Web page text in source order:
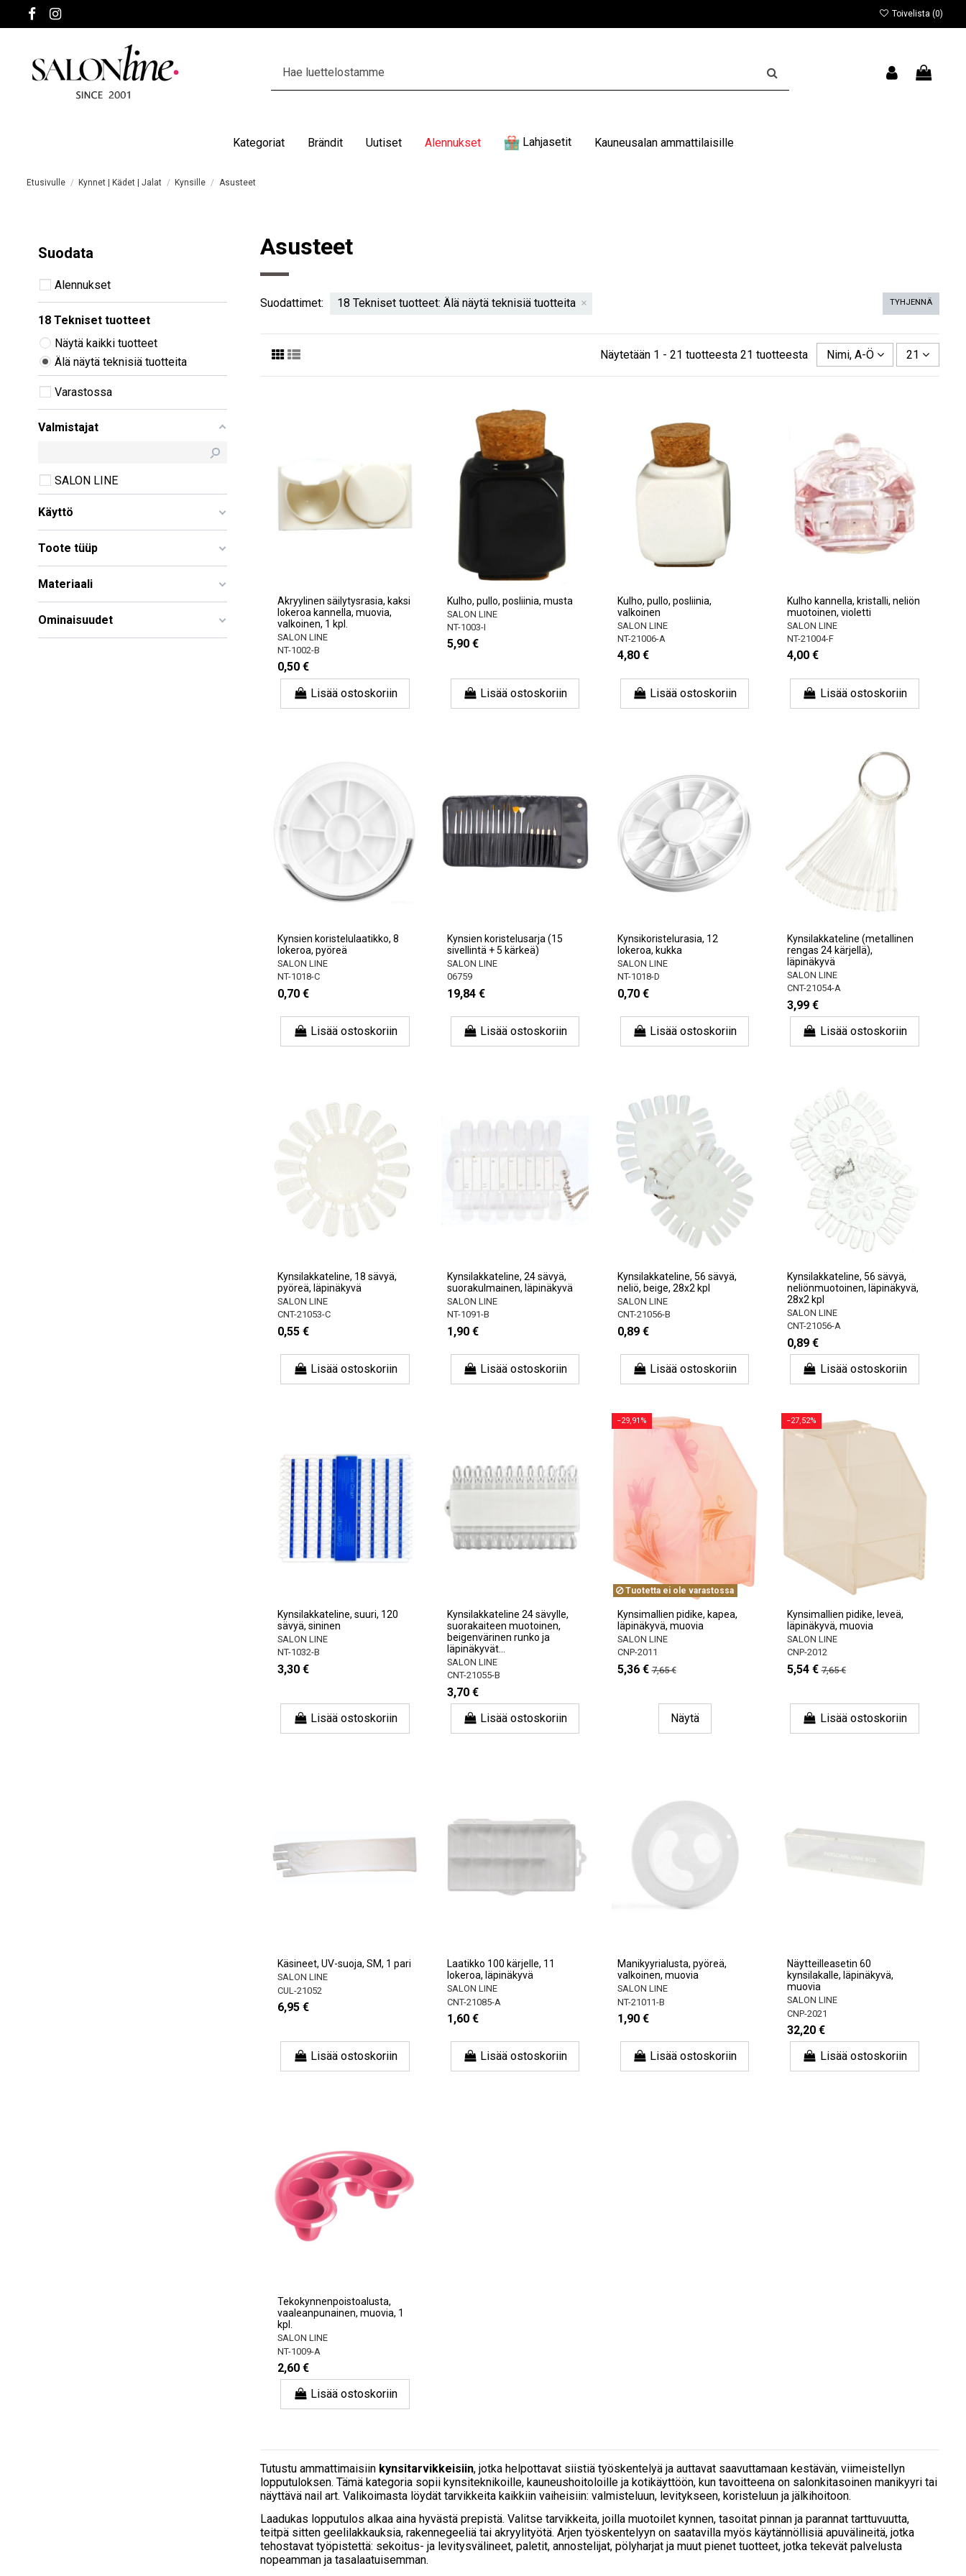
Toivelista (0)
Kategoriat Brändit Uutiset Alennukset Lahjasetit Kauneusalan ammattilaisille
Etusivulle Kynnet | Kädet | Jalat Kynsille Asusteet
Asusteet
Suodattimet: TYHJENNÄ
18 Tekniset tuotteet: Älä näytä teknisiä tuotteita
Näytetään 1 - 21 tuotteesta 21 tuotteesta Nimi, A-Ö 21
Akryylinen säilytysrasia, kaksi
lokeroa kannella, muovia,
valkoinen, 1 kpl.
SALON LINE
NT-1002-B
0,50 €
Lisää ostoskoriin
Kulho, pullo, posliinia, musta
SALON LINE
NT-1003-I
5,90 €
Lisää ostoskoriin
Kulho, pullo, posliinia,
valkoinen
SALON LINE
NT-21006-A
4,80 €
Lisää ostoskoriin
Kulho kannella, kristalli, neliön
muotoinen, violetti
SALON LINE
NT-21004-F
4,00 €
Lisää ostoskoriin
Kynsien koristelulaatikko, 8
lokeroa, pyöreä
SALON LINE
NT-1018-C
0,70 €
Lisää ostoskoriin
Kynsien koristelusarja (15
sivellintä + 5 kärkeä)
SALON LINE
06759
19,84 €
Lisää ostoskoriin
Kynsikoristelurasia, 12
lokeroa, kukka
SALON LINE
NT-1018-D
0,70 €
Lisää ostoskoriin
Kynsilakkateline (metallinen
rengas 24 kärjellä),
läpinäkyvä
SALON LINE
CNT-21054-A
3,99 €
Lisää ostoskoriin
Kynsilakkateline, 18 sävyä,
pyöreä, läpinäkyvä
SALON LINE
CNT-21053-C
0,55 €
Lisää ostoskoriin
Kynsilakkateline, 24 sävyä,
suorakulmainen, läpinäkyvä
SALON LINE
NT-1091-B
1,90 €
Lisää ostoskoriin
Kynsilakkateline, 56 sävyä,
neliö, beige, 28x2 kpl
SALON LINE
CNT-21056-B
0,89 €
Lisää ostoskoriin
Kynsilakkateline, 56 sävyä,
neliönmuotoinen, läpinäkyvä,
28x2 kpl
SALON LINE
CNT-21056-A
0,89 €
Lisää ostoskoriin
Kynsilakkateline, suuri, 120
sävyä, sininen
SALON LINE
NT-1032-B
3,30 €
Lisää ostoskoriin
Kynsilakkateline 24 sävylle,
suorakaiteen muotoinen,
beigenvärinen runko ja
läpinäkyvät...
SALON LINE
CNT-21055-B
3,70 €
Lisää ostoskoriin
−29,91%
Tuotetta ei ole varastossa
Kynsimallien pidike, kapea,
läpinäkyvä, muovia
SALON LINE
CNP-2011
5,36 € 7,65 €
Näytä
−27,52%
Kynsimallien pidike, leveä,
läpinäkyvä, muovia
SALON LINE
CNP-2012
5,54 € 7,65 €
Lisää ostoskoriin
Käsineet, UV-suoja, SM, 1 pari
SALON LINE
CUL-21052
6,95 €
Lisää ostoskoriin
Laatikko 100 kärjelle, 11
lokeroa, läpinäkyvä
SALON LINE
CNT-21085-A
1,60 €
Lisää ostoskoriin
Manikyyrialusta, pyöreä,
valkoinen, muovia
SALON LINE
NT-21011-B
1,90 €
Lisää ostoskoriin
Näytteilleasetin 60
kynsilakalle, läpinäkyvä,
muovia
SALON LINE
CNP-2021
32,20 €
Lisää ostoskoriin
Tekokynnenpoistoalusta,
vaaleanpunainen, muovia, 1
kpl.
SALON LINE
NT-1009-A
2,60 €
Lisää ostoskoriin
Tutustu ammattimaisiin kynsitarvikkeisiin, jotka helpottavat siistiä työskentelyä ja auttavat saavuttamaan kestävän, viimeistellyn
lopputuloksen. Tämä kategoria sopii kynsiteknikoille, kauneushoitoloille ja kotikäyttöön, kun tavoitteena on salonkitasoinen manikyyri tai
näyttävä nail art. Valikoimasta löydät tarvikkeita kaikkiin vaiheisiin: valmisteluun, levitykseen, koristeluun ja jälkihoitoon.
Laadukas lopputulos alkaa aina hyvästä prepistä. Valitse tarvikkeita, joilla muotoilet kynnen, tasoitat pinnan ja parannat tarttuvuutta,
teitpä sitten geelilakkauksia, rakennegeeliä tai akryylityötä. Arjen työskentelyyn on saatavilla myös käytännöllisiä apuvälineitä, jotka
tehostavat työpistettä: sekoitus- ja levitysvälineet, paletit, annostelijat, pölyharjat ja muut pienet tuotteet, jotka tekevät palvelusta
nopeamman ja tasalaatuisemman.
Suodata
Alennukset
18 Tekniset tuotteet
Näytä kaikki tuotteet
Älä näytä teknisiä tuotteita
Varastossa
Valmistajat
SALON LINE
Käyttö
Toote tüüp
Materiaali
Ominaisuudet